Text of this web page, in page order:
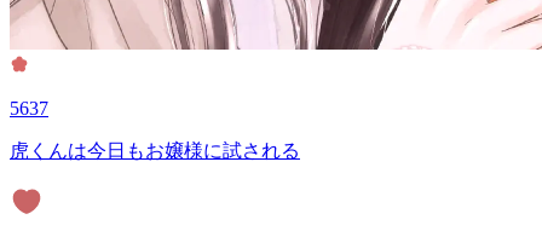
5637
虎くんは今日もお嬢様に試される